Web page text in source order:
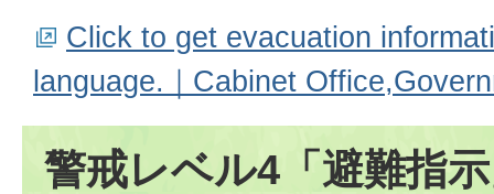
Click to get evacuation
language.｜Cabinet
警戒レベル4「避難指